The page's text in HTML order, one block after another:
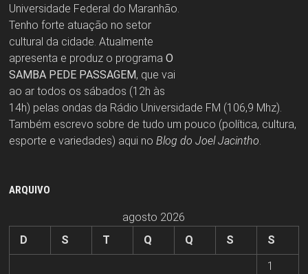
Universidade Federal do Maranhão.
Tenho forte atuação no setor
cultural da cidade. Atualmente
apresenta e produz o programa O
SAMBA PEDE PASSAGEM, que vai
ao ar todos os sábados (12h às
14h) pelas ondas da Rádio Universidade FM (106,9 Mhz).
Também escrevo sobre de tudo um pouco (política, cultura,
esporte e variedades) aqui no Blog do Joel Jacintho.
ARQUIVO
agosto 2026
D
S T Q Q S
S
1